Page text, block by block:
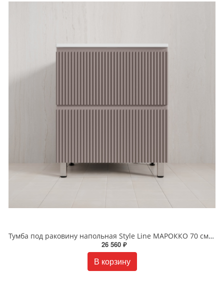
Тумба под раковину напольная Style Line МАРОККО 70 см ЛС-00002498 тауп темный
26 560 ₽
В корзину